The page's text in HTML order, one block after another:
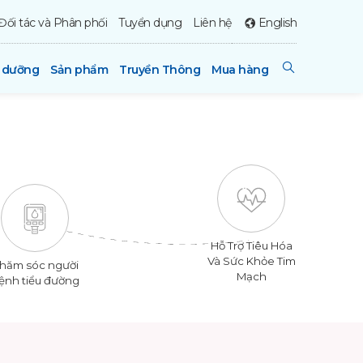
tác và Phân phối Tuyển dụng Liên hệ English
Sản phẩm Truyền Thông Mua hàng
sóc người
tiểu đường
Hỗ Trợ Tiêu Hóa
Và Sức Khỏe Tim
Mạch